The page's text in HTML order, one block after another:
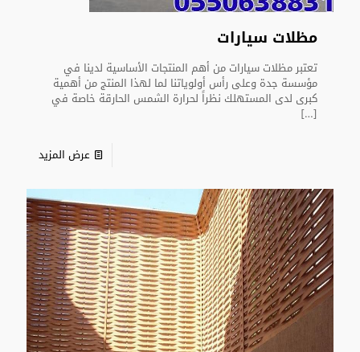
مظلات سيارات
تعتبر مظلات سيارات من أهم المنتجات الأساسية لدينا في
مؤسسة جدة وعلى رأس أولوياتنا لما لهذا المنتج من أهمية
كبرى لدى المستهلك نظراً لحرارة الشمس الحارقة خاصة في
[…]
عرض المزيد